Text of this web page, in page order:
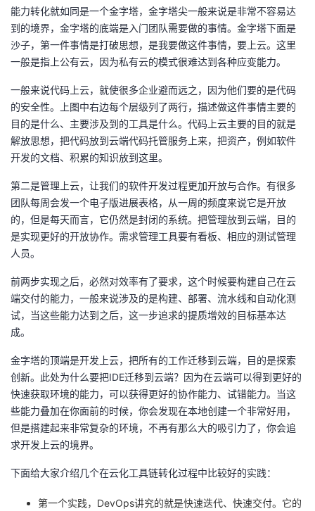
能力转化就如同是一个金字塔，金字塔尖一般来说是非常不容易达
到的境界，金字塔的底端是入门团队需要做的事情。金字塔下面是
沙子，第一件事情是打破思想，是我要做这件事情，要上云。这里
一般是指上公有云，因为私有云的模式很难达到各种应变能力。
一般来说代码上云，就使很多企业避而远之，因为他们要的是代码
的安全性。上图中右边每个层级列了两行，描述做这件事情主要的
目的是什么、主要涉及到的工具是什么。代码上云主要的目的就是
解放思想，把代码放到云端代码托管服务上来，把资产，例如软件
开发的文档、积累的知识放到这里。
第二是管理上云，让我们的软件开发过程更加开放与合作。有很多
团队每周会发一个电子版进展表格，从一周的频度来说它是开放
的，但是每天而言，它仍然是封闭的系统。把管理放到云端，目的
是实现更好的开放协作。需求管理工具要有看板、相应的测试管理
人员。
前两步实现之后，必然对效率有了要求，这个时候要构建自己在云
端交付的能力，一般来说涉及的是构建、部署、流水线和自动化测
试，当这些能力达到之后，这一步追求的提质增效的目标基本达
成。
金字塔的顶端是开发上云，把所有的工作迁移到云端，目的是探索
创新。此处为什么要把IDE迁移到云端？因为在云端可以得到更好的
快速获取环境的能力，可以获得更好的协作能力、试错能力。当这
些能力叠加在你面前的时候，你会发现在本地创建一个非常好用，
但是搭建起来非常复杂的环境，不再有那么大的吸引力了，你会追
求开发上云的境界。
下面给大家介绍几个在云化工具链转化过程中比较好的实践：
第一个实践，DevOps讲究的就是快速迭代、快速交付。它的